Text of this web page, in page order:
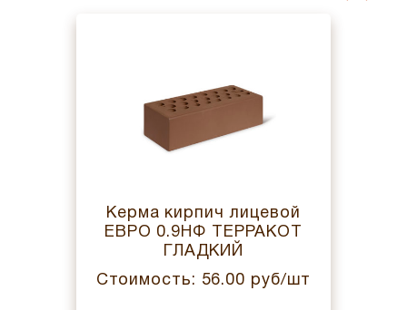
Керма кирпич лицевой
ЕВРО 0.9НФ ТЕРРАКОТ
ГЛАДКИЙ
Стоимость: 56.00 руб/шт